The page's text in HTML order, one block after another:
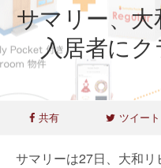
サマリー、
入居者に
共有 ツイート
サマリーは27日、大和